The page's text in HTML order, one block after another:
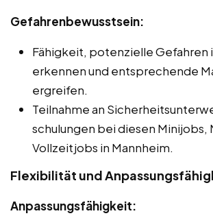
Gefahrenbewusstsein:
Fähigkeit, potenzielle Gefahren
erkennen und entsprechende
ergreifen.
Teilnahme an
schulungen bei diesen Minijobs,
Vollzeitjobs in Mannheim.
Flexibilität und
Anpassungsfähigkeit: